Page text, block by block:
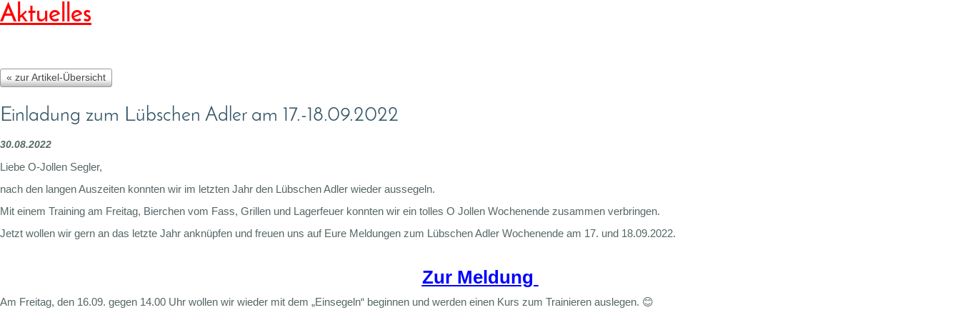
Aktuelles
« zur Artikel-Übersicht
Einladung zum Lübschen Adler am 17.-18.09.2022
30.08.2022
Liebe O-Jollen Segler,
nach den langen Auszeiten konnten wir im letzten Jahr den Lübschen Adler wieder aussegeln.
Mit einem Training am Freitag, Bierchen vom Fass, Grillen und Lagerfeuer konnten wir ein tolles O Jollen Wochenende zusammen verbringen.
Jetzt wollen wir gern an das letzte Jahr anknüpfen und freuen uns auf Eure Meldungen zum Lübschen Adler Wochenende am 17. und 18.09.2022.
Zur Meldung
Am Freitag, den 16.09. gegen 14.00 Uhr wollen wir wieder mit dem „Einsegeln“ beginnen und werden einen Kurs zum Trainieren auslegen. 😊